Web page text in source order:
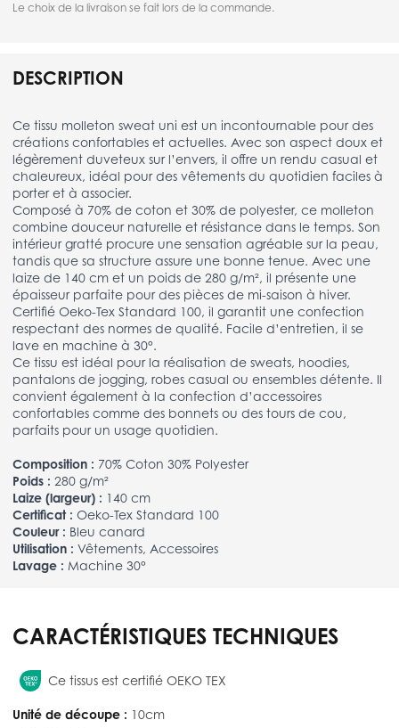
Le choix de la livraison se fait lors de la commande.
DESCRIPTION
Ce tissu molleton sweat uni est un incontournable pour des
créations confortables et actuelles. Avec son aspect doux et
légèrement duveteux sur l’envers, il offre un rendu casual et
chaleureux, idéal pour des vêtements du quotidien faciles à
porter et à associer.
Composé à 70% de coton et 30% de polyester, ce molleton
combine douceur naturelle et résistance dans le temps. Son
intérieur gratté procure une sensation agréable sur la peau,
tandis que sa structure assure une bonne tenue. Avec une
laize de 140 cm et un poids de 280 g/m², il présente une
épaisseur parfaite pour des pièces de mi-saison à hiver.
Certifié Oeko-Tex Standard 100, il garantit une confection
respectant des normes de qualité. Facile d’entretien, il se
lave en machine à 30°.
Ce tissu est idéal pour la réalisation de sweats, hoodies,
pantalons de jogging, robes casual ou ensembles détente. Il
convient également à la confection d’accessoires
confortables comme des bonnets ou des tours de cou,
parfaits pour un usage quotidien.
Composition : 70% Coton 30% Polyester
Poids : 280 g/m²
Laize (largeur) : 140 cm
Certificat : Oeko-Tex Standard 100
Couleur : Bleu canard
Utilisation : Vêtements, Accessoires
Lavage : Machine 30°
CARACTÉRISTIQUES TECHNIQUES
Ce tissus est certifié OEKO TEX
Unité de découpe : 10cm